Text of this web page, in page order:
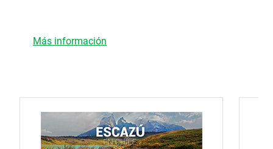
Más información